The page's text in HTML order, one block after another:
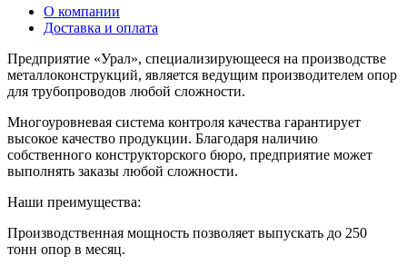
О компании
Доставка и оплата
Предприятие «Урал», специализирующееся на производстве
металлоконструкций, является ведущим производителем опор
для трубопроводов любой сложности.
Многоуровневая система контроля качества гарантирует
высокое качество продукции. Благодаря наличию
собственного конструкторского бюро, предприятие может
выполнять заказы любой сложности.
Наши преимущества:
Производственная мощность позволяет выпускать до 250
тонн опор в месяц.